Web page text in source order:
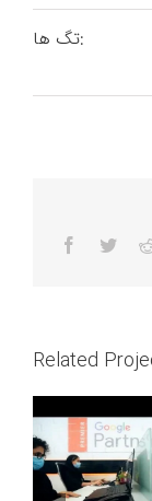
تگ ها:
Facebook
Related